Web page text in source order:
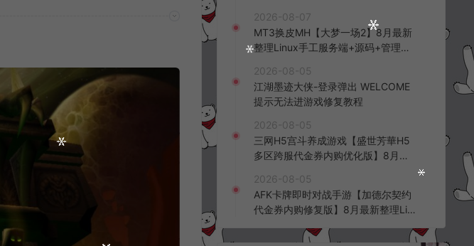
客户端+详细搭建教程+视频教程
2026-08-07
MT3换皮MH【大梦一场2】8月最新
整理Linux手工服务端+源码+管理后
频教程
2026-08-05
江湖墨迹大侠-登录弹出 WELCOME
提示无法进游戏修复教程
2026-08-05
三网H5宫斗养成游戏【盛世芳華H5
多区跨服代金券内购优化版】8月最
台+全资源安卓+详细搭建教程+视频
教程
2026-08-05
AFK卡牌即时对战手游【加德尔契约
代金券内购修复版】8月最新整理Lin
K授权后台+安卓苹果双端+详细搭建